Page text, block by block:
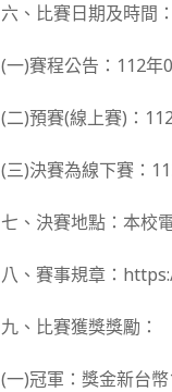
六、比賽日期及時間：
(一)賽程公告：112年
(二)預賽(線上賽)：
(三)決賽為線下賽：
七、決賽地點：本校
八、賽事規章：
九、比賽獲獎獎勵：
(一)冠軍：獎金新台